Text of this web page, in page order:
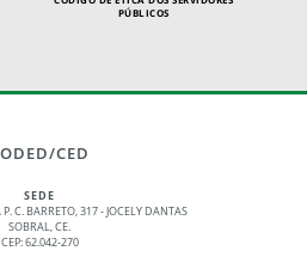
PÚBLICOS
CED
SEDE
C. BARRETO, 317 - JOCELY DANTAS
SOBRAL, CE.
CEP: 62.042-270